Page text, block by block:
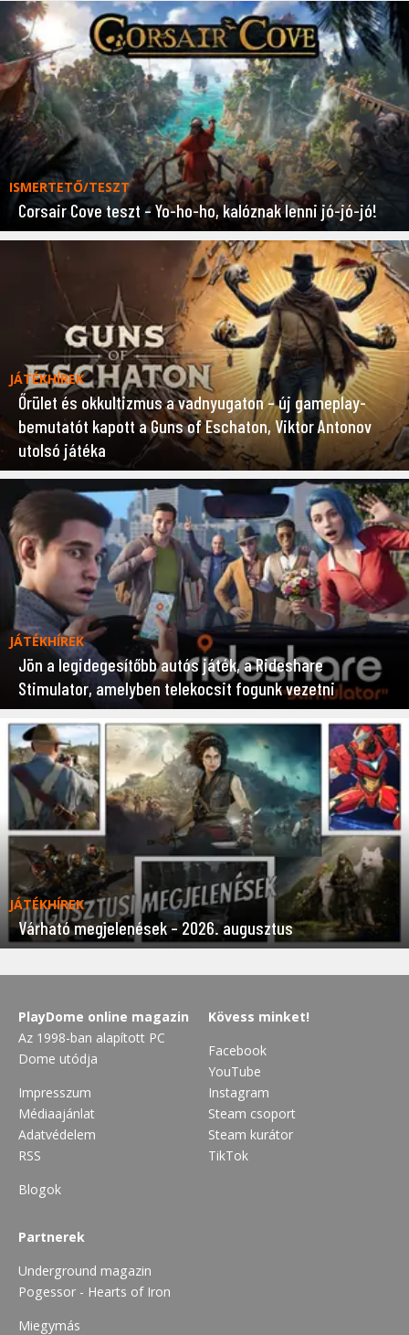
ISMERTETŐ/TESZT
Corsair Cove teszt – Yo-ho-ho, kalóznak lenni jó-jó-jó!
JÁTÉKHÍREK
Őrület és okkultizmus a vadnyugaton – új gameplay-
bemutatót kapott a Guns of Eschaton, Viktor Antonov
utolsó játéka
JÁTÉKHÍREK
Jön a legidegesítőbb autós játék, a Rideshare
Stimulator, amelyben telekocsit fogunk vezetni
JÁTÉKHÍREK
Várható megjelenések – 2026. augusztus
PlayDome online magazin
Az 1998-ban alapított PC
Dome utódja
Impresszum
Médiaajánlat
Adatvédelem
RSS
Blogok
Kövess minket!
Facebook
YouTube
Instagram
Steam csoport
Steam kurátor
TikTok
Partnerek
Underground magazin
Pogessor - Hearts of Iron
Miegymás